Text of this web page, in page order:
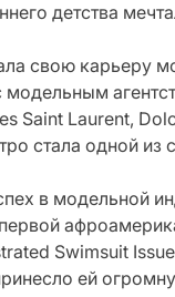
детства
свою карьеру
модельным
Saint Laurent,
стала одной
в модельной
Swimsuit
ей